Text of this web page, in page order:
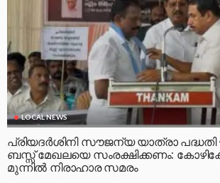
LOCAL NEWS
പ്രിയദർശിനി സൗജന്യ യാത്രാ
ബസ്സ് മേഖലയെ സംരക്ഷിക്കണം:
മുന്നിൽ നിരാഹാര സമരം